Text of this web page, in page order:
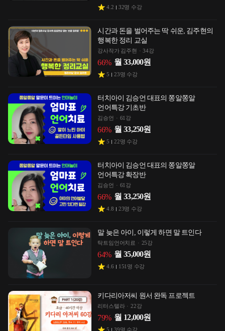
4.2 32명 수강
시간과 돈을 벌어주는 딱 쉬운, 김주현의
행복한 정리 교실
강사작가 김주현 34강
66% 월 33,000원
5 23명 수강
터치아이 김승언 대표의 쫑알쫑알
언어특강 기초반
김승언 61강
66% 월 33,250원
5 22명 수강
터치아이 김승언 대표의 쫑알쫑알
언어특강 확장반
김승언 61강
66% 월 33,250원
4.8 23명 수강
말 늦은 아이, 이렇게 하면 말 트인다
탁트임언어치료 25강
64% 월 35,000원
4.6 151명 수강
키다리아저씨 원서 완독 프로젝트
리터스텔라 22강
79% 월 12,000원
5 39명 수강